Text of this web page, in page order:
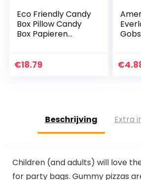
Eco Friendly Candy
Box Pillow Candy
Box Papieren
touw voor
€18.79 €
Beschrijving Extra
Children (and adults) will love
for party bags. Gummy pizzas